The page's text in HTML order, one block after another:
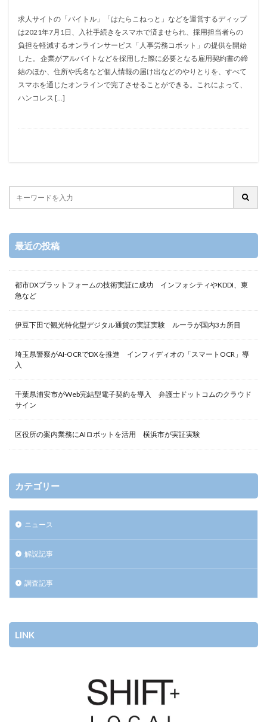
求人サイトの「バイトル」「はたらこねっと」などを運営するディップ
は2021年7月1日、入社手続きをスマホで済ませられ、採用担当者らの
負担を軽減するオンラインサービス「人事労務コボット」の提供を開始
した。 企業がアルバイトなどを採用した際に必要となる雇用契約書の締
結のほか、住所や氏名など個人情報の届け出などのやりとりを、すべて
スマホを通じたオンラインで完了させることができる。これによって、
ハンコレス […]
最近の投稿
都市DXプラットフォームの技術実証に成功 インフォシティやKDDI、東
急など
伊豆下田で観光特化型デジタル通貨の実証実験 ルーラが国内3カ所目
埼玉県警察がAI-OCRでDXを推進 インフィディオの「スマートOCR」導
入
千葉県浦安市がWeb完結型電子契約を導入 弁護士ドットコムのクラウド
サイン
区役所の案内業務にAIロボットを活用 横浜市が実証実験
カテゴリー
ニュース
解説記事
調査記事
LINK